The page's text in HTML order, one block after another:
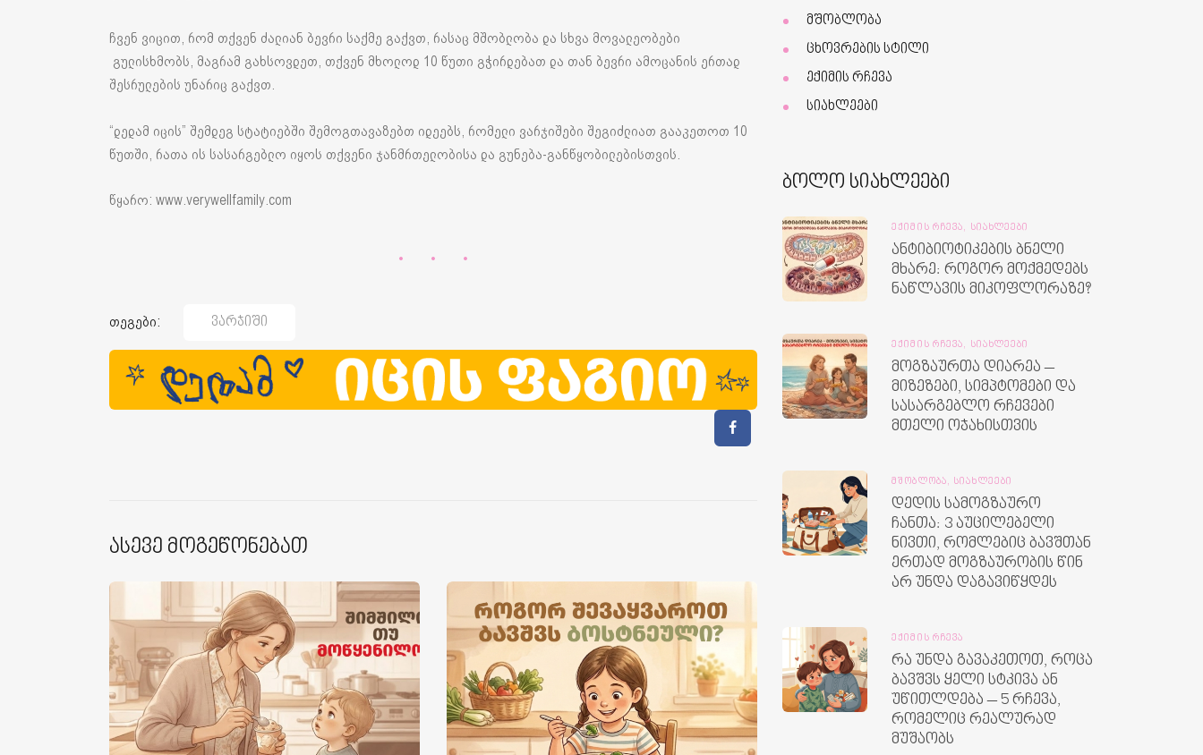
ჩვენ ვიცით, რომ თქვენ ძალიან ბევრი საქმე გაქვთ, რასაც მშობლობა და სხვა მოვალეობები
გულისხმობს, მაგრამ გახსოვდეთ, თქვენ მხოლოდ 10 წუთი გჭირდებათ და თან ბევრი ამოცანის ერთად
შესრულების უნარიც გაქვთ.
“დედამ იცის” შემდეგ სტატიებში შემოგთავაზებთ იდეებს, რომელი ვარჯიშები შეგიძლიათ გააკეთოთ 10
წუთში, რათა ის სასარგებლო იყოს თქვენი ჯანმრთელობისა და გუნება-განწყობილებისთვის.
წყარო: www.verywellfamily.com
თეგები: Ვარჯიში
Ასევე Მოგეწონებათ
მშობლობა
ცხოვრების სტილი
ექიმის რჩევა
სიახლეები
ბოლო სიახლეები
ᲔᲥᲘᲛᲘᲡ ᲠᲩᲔᲕᲐ, ᲡᲘᲐᲮᲚᲔᲔᲑᲘ
ანტიბიოტიკების ბნელი
მხარე: როგორ მოქმედებს
ნაწლავის მიკოფლორაზე?
ᲔᲥᲘᲛᲘᲡ ᲠᲩᲔᲕᲐ, ᲡᲘᲐᲮᲚᲔᲔᲑᲘ
მოგზაურთა დიარეა –
მიზეზები, სიმპტომები და
სასარგებლო რჩევები
მთელი ოჯახისთვის
ᲛᲨᲝᲑᲚᲝᲑᲐ, ᲡᲘᲐᲮᲚᲔᲔᲑᲘ
დედის სამოგზაურო
ჩანთა: 3 აუცილებელი
ნივთი, რომლებიც ბავშთან
ერთად მოგზაურობის წინ
არ უნდა დაგავიწყდეს
ᲔᲥᲘᲛᲘᲡ ᲠᲩᲔᲕᲐ
რა უნდა გავაკეთოთ, როცა
ბავშვს ყელი სტკივა ან
უწითლდება – 5 რჩევა,
რომელიც რეალურად
მუშაობს